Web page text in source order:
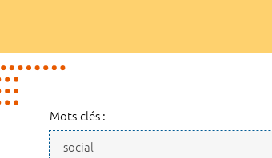
Mots-clés :